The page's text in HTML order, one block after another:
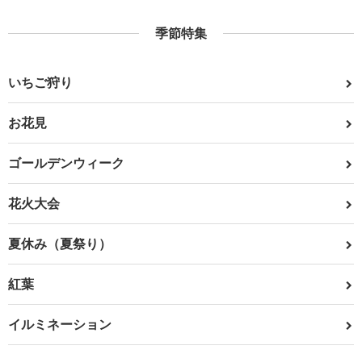
季節特集
いちご狩り
お花見
ゴールデンウィーク
花火大会
夏休み（夏祭り）
紅葉
イルミネーション